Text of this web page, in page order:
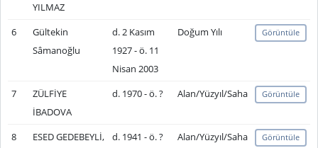
YILMAZ
6
Gültekin
Sâmanoğlu
d. 2 Kasım
1927 - ö. 11
Nisan 2003
Doğum Yılı Görüntüle
7
ZÜLFİYE
İBADOVA
d. 1970 - ö. ? Alan/Yüzyıl/Saha Görüntüle
8 ESED GEDEBEYLİ, d. 1941 - ö. ? Alan/Yüzyıl/Saha Görüntüle